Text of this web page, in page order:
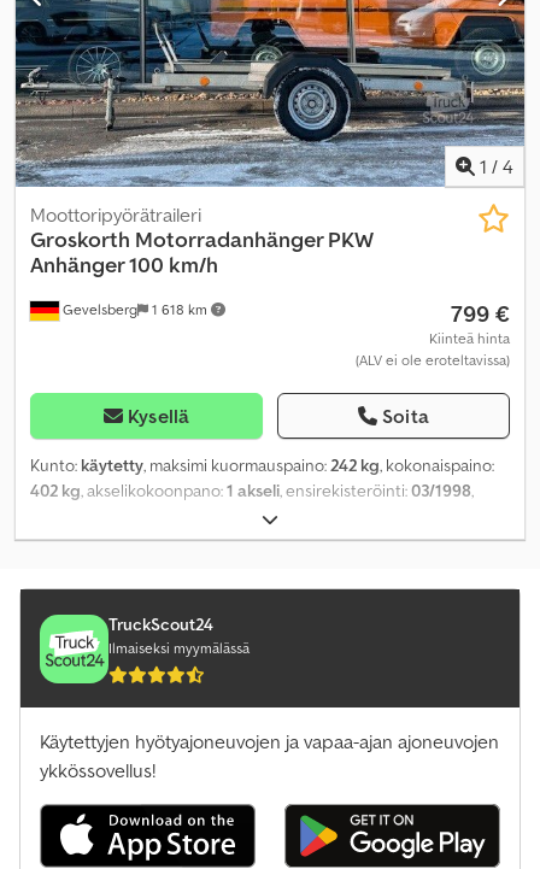
1 / 4
Gevelsberg 1 618 km
Moottoripyörätraileri
Groskorth Motorradanhänger PKW
Anhänger 100 km/h
799 €
Kiinteä hinta
(ALV ei ole eroteltavissa)
Kysellä Soita
Kunto: käytetty, maksimi kuormauspaino:242 kg, kokonaispaino:
402 kg, akselikokoonpano:1 akseli, ensirekisteröinti:03/1998,
04/2027, kuormatilan pituus:
lastitilan leveys:1 250 mm, kokonaisleveys:1 560 mm,
TruckScout24
Ilmaiseksi myymälässä
Käytettyjen hyötyajoneuvojen ja vapaa-ajan ajoneuvojen
ykkössovellus!